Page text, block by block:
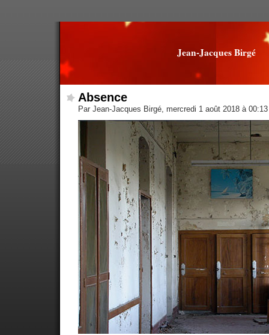
Jean-Jacques Birgé
Absence
Par Jean-Jacques Birgé, mercredi 1 août 2018 à